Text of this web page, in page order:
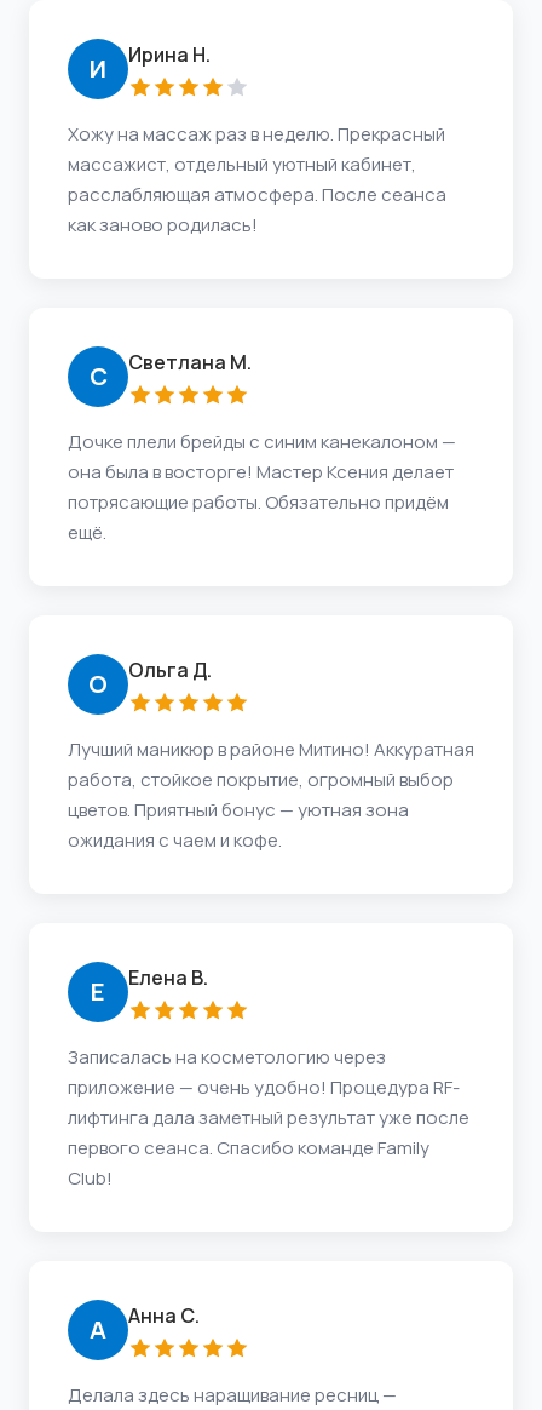
И Ирина Н.
Хожу на массаж раз в неделю. Прекрасный
массажист, отдельный уютный кабинет,
расслабляющая атмосфера. После сеанса
как заново родилась!
С Светлана М.
Дочке плели брейды с синим канекалоном —
она была в восторге! Мастер Ксения делает
потрясающие работы. Обязательно придём
ещё.
О Ольга Д.
Лучший маникюр в районе Митино! Аккуратная
работа, стойкое покрытие, огромный выбор
цветов. Приятный бонус — уютная зона
ожидания с чаем и кофе.
Е Елена В.
Записалась на косметологию через
приложение — очень удобно! Процедура RF-
лифтинга дала заметный результат уже после
первого сеанса. Спасибо команде Family
Club!
А Анна С.
Делала здесь наращивание ресниц —